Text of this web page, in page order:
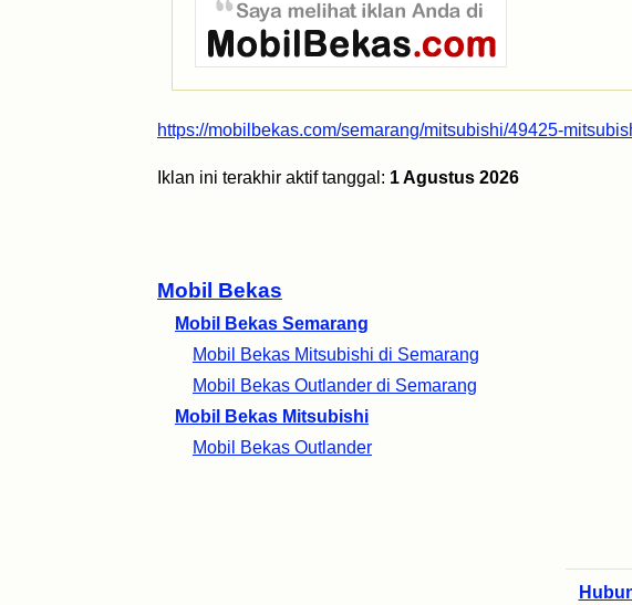
Mobil Bekas
Mobil Bekas Semarang
Mobil Bekas Mitsubishi di Semarang
Mobil Bekas Outlander di Semarang
Mobil Bekas Mitsubishi
Mobil Bekas Outlander
https://mobilbekas.com/semarang/mitsubishi/49425-
Iklan ini terakhir aktif tanggal: 1 Agustus 2026